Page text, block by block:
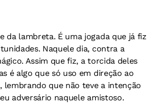
da lambreta. É uma jogada que já fiz
Naquele dia, contra a
Assim que fiz, a torcida deles
é algo que só uso em direção ao
lembrando que não teve a intenção
adversário naquele amistoso.